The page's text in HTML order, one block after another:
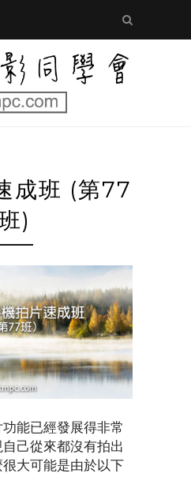
成班 (第77
)
能已經發展得非常
己從來都沒有拍出
大可能是由於以下